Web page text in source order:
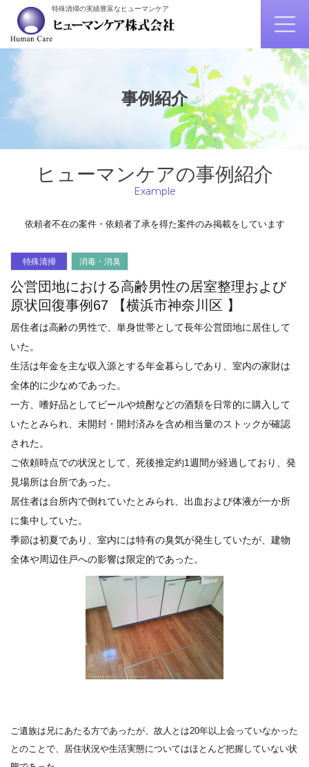
特殊清掃の実績豊富なヒューマンケア
事例紹介
ヒューマンケアの事例紹介
Example
依頼者不在の案件・依頼者了承を得た案件のみ掲載をしています
特殊清掃 消毒・消臭
公営団地における高齢男性の居室整理および
原状回復事例67 【横浜市神奈川区 】
居住者は高齢の男性で、単身世帯として長年公営団地に居住して
いた。
生活は年金を主な収入源とする年金暮らしであり、室内の家財は
全体的に少なめであった。
一方、嗜好品としてビールや焼酎などの酒類を日常的に購入して
いたとみられ、未開封・開封済みを含め相当量のストックが確認
された。
ご依頼時点での状況として、死後推定約1週間が経過しており、発
見場所は台所であった。
居住者は台所内で倒れていたとみられ、出血および体液が一か所
に集中していた。
季節は初夏であり、室内には特有の臭気が発生していたが、建物
全体や周辺住戸への影響は限定的であった。
ご遺族は兄にあたる方であったが、故人とは20年以上会っていなかった
とのことで、居住状況や生活実態についてはほとんど把握していない状